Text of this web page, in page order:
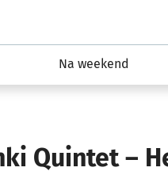
Na weekend
Quintet –